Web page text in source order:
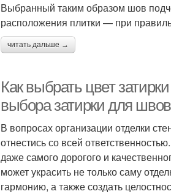
Выбранный таким образом шов
расположения плитки — при
читать дальше →
Как выбрать цвет
выбора затирки для швов
В вопросах организации отделки
отнестись со всей
даже самого дорогого и
может украсить не только саму
гармонию, а также создать